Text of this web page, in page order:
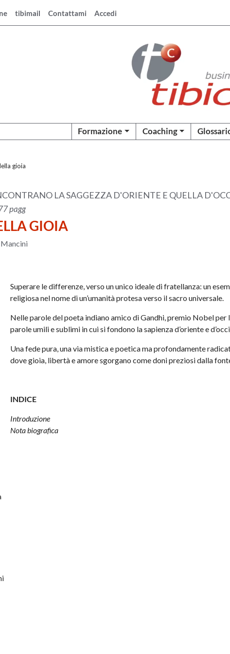
tibimail Contattami Accedi
Formazione Coaching
gioia
LA SAGGEZZA D'ORIENTE E QUELLA
pagg
GIOIA
Superare le differenze, verso un unico ideale di fratellanza: un
religiosa nel nome di un’umanità protesa verso il sacro universale.
Nelle parole del poeta indiano amico di Gandhi, premio Nobel per
parole umili e sublimi in cui si fondono la sapienza d’oriente e
Una fede pura, una via mistica e poetica ma profondamente
dove gioia, libertà e amore sgorgano come doni preziosi dalla
INDICE
Introduzione
Nota biografica